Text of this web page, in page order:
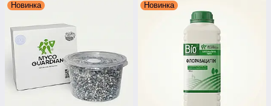
Новинка Новинка